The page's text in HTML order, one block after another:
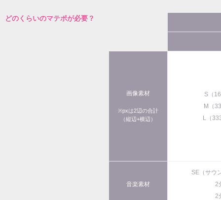
どのくらいのマテポが必要？
画像素材
※pxは2辺の合計
（縦辺+横辺）
S（
M（
L（
音楽素材
SE（サウ
2
2